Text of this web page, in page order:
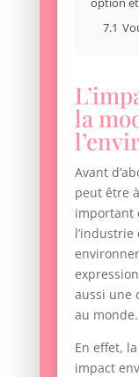
7.1
la
Avant
peut être
important
aussi une
au monde.
En effet,
impact